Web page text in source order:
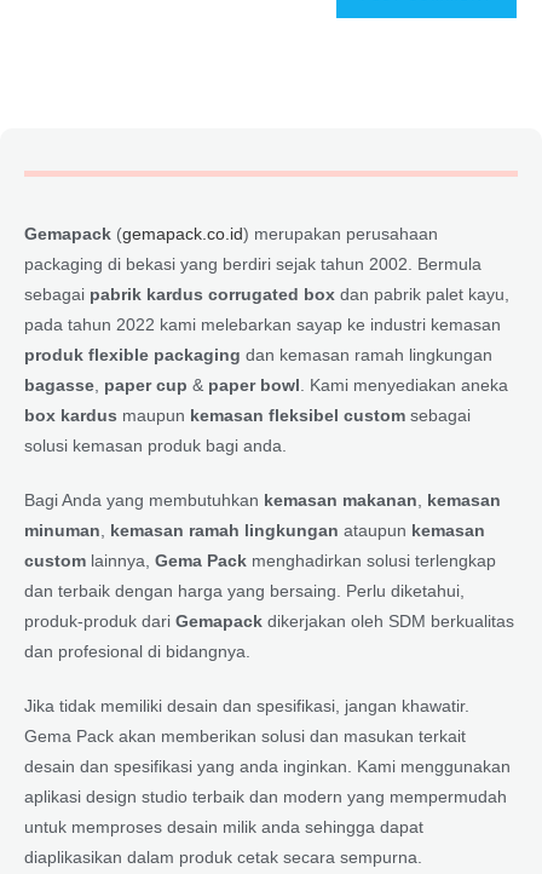
Gemapack (gemapack.co.id) merupakan perusahaan
packaging di bekasi yang berdiri sejak tahun 2002. Bermula
sebagai pabrik kardus corrugated box dan pabrik palet kayu,
pada tahun 2022 kami melebarkan sayap ke industri kemasan
produk flexible packaging dan kemasan ramah lingkungan
bagasse paper cup & paper bowl . Kami menyediakan aneka
box kardus maupun kemasan fleksibel custom sebagai
solusi kemasan produk bagi anda.
Bagi Anda yang membutuhkan kemasan makanan
kemasan
minuman
kemasan ramah lingkungan ataupun kemasan
custom lainnya, Gema Pack menghadirkan solusi terlengkap
dan terbaik dengan harga yang bersaing. Perlu diketahui,
produk-produk dari Gemapack dikerjakan oleh SDM berkualitas
dan profesional di bidangnya.
Jika tidak memiliki desain dan spesifikasi, jangan khawatir.
Gema Pack akan memberikan solusi dan masukan terkait
desain dan spesifikasi yang anda inginkan. Kami menggunakan
aplikasi design studio terbaik dan modern yang mempermudah
untuk memproses desain milik anda sehingga dapat
diaplikasikan dalam produk cetak secara sempurna.